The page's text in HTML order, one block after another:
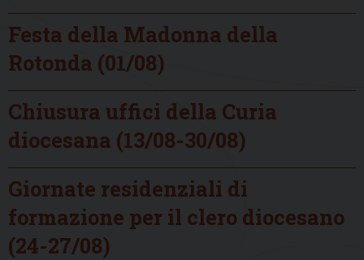
Festa della Madonna della
Rotonda (01/08)
Chiusura uffici della Curia
diocesana (13/08-30/08)
Giornate residenziali di
formazione per il clero diocesano
(24-27/08)